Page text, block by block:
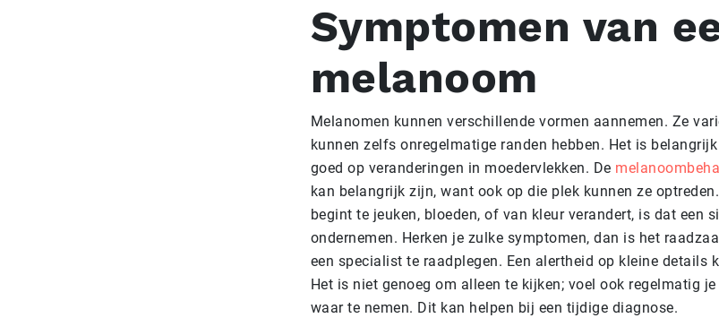
Symptomen van
melanoom
Melanomen kunnen verschillende vormen aannemen. Ze
kunnen zelfs onregelmatige randen hebben. Het is
goed op veranderingen in moedervlekken. De
kan belangrijk zijn, want ook op die plek kunnen ze
begint te jeuken, bloeden, of van kleur verandert, is dat een
ondernemen. Herken je zulke symptomen, dan is het
een specialist te raadplegen. Een alertheid op kleine details
Het is niet genoeg om alleen te kijken; voel ook regelmatig
waar te nemen. Dit kan helpen bij een tijdige diagnose.